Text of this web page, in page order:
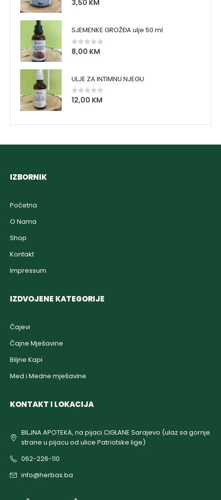
3,50 KM
SJEMENKE GROŽĐA ulje 50 ml
0 out of 5
8,00 KM
ULJE ZA INTIMNU NJEGU
0out of 5
12,00 KM
IZBORNIK
Početna
O Nama
Shop
Kontakt
Impressum
IZDVOJENE KATEGORIJE
Čajevi
Čajne Mješavine
Biljne Kapi
Med i Medne mješavine
KONTAKT I LOKACIJA
BILJNA APOTEKA, na pijaci CIGLANE Sarajevo (ulaz sa gornje
strane u pijacu od ulice Patriotske lige)
062-226-110
info@herbas.ba